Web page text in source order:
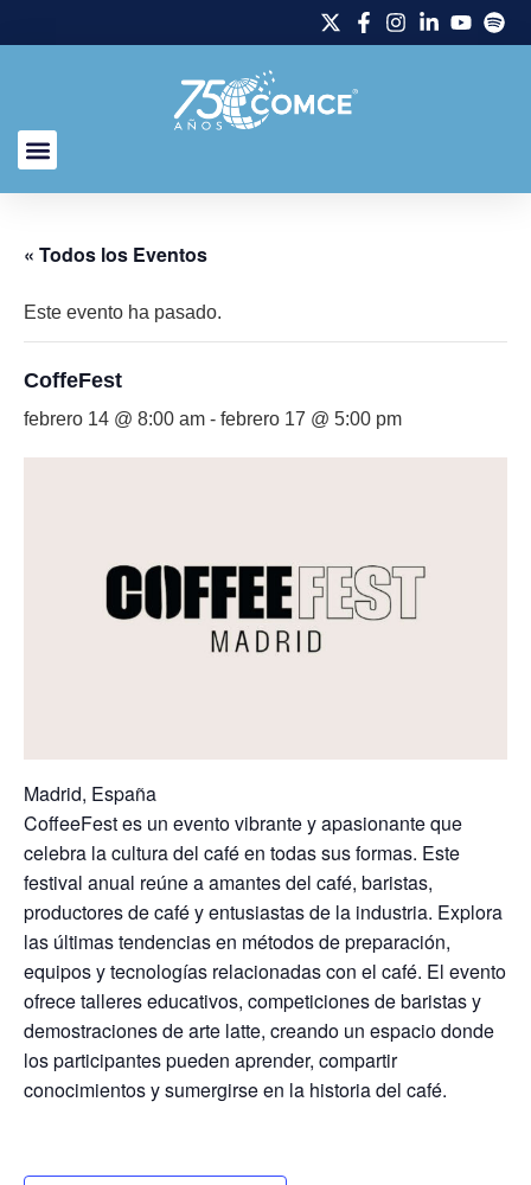
« Todos los Eventos
Este evento ha pasado.
CoffeFest
febrero 14 @ 8:00 am - febrero 17 @ 5:00 pm
Madrid, España
CoffeeFest es un evento vibrante y apasionante que
celebra la cultura del café en todas sus formas. Este
festival anual reúne a amantes del café, baristas,
productores de café y entusiastas de la industria. Explora
las últimas tendencias en métodos de preparación,
equipos y tecnologías relacionadas con el café. El evento
ofrece talleres educativos, competiciones de baristas y
demostraciones de arte latte, creando un espacio donde
los participantes pueden aprender, compartir
conocimientos y sumergirse en la historia del café.